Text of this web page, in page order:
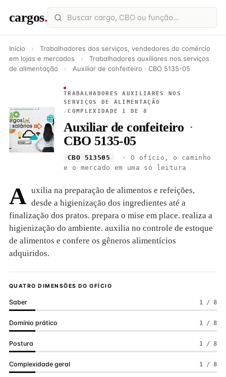
cargos.
Início ›
Trabalhadores dos serviços, vendedores do comércio
em lojas e mercados
›
Trabalhadores auxiliares nos serviços
de alimentação
› Auxiliar de confeiteiro · CBO 5135-05
TRABALHADORES AUXILIARES NOS
SERVIÇOS DE ALIMENTAÇÃO
/ COMPLEXIDADE 1 DE 8
Auxiliar de confeiteiro ·
CBO 5135-05
CBO 513505
· O ofício, o caminho
e o mercado em uma só leitura
A uxilia na preparação de alimentos e refeições,
desde a higienização dos ingredientes até a
finalização dos pratos. prepara o mise em place. realiza a
higienização do ambiente. auxilia no controle de estoque
de alimentos e confere os gêneros alimentícios
adquiridos.
QUATRO DIMENSÕES DO OFÍCIO
Saber 1 / 8
Domínio prático 1 / 8
Postura 1 / 8
Complexidade geral 1 / 8